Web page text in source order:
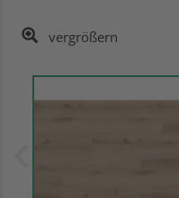
vergrößern